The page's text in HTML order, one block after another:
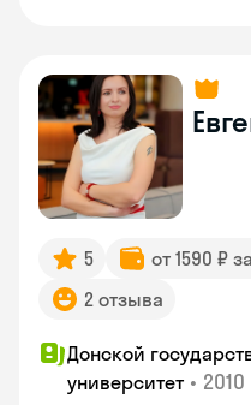
5 от 1590 ₽
2 отзыва
Донской
университет • 2010